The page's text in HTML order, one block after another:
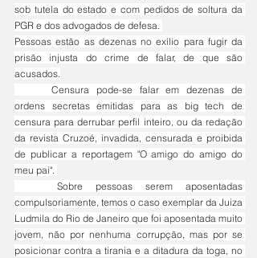
sob tutela do estado e com pedidos de soltura da
PGR e dos advogados de defesa.
Pessoas estão as dezenas no exílio para fugir da
prisão injusta do crime de falar, de que são
acusados.
ordens secretas emitidas para as big tech de
censura para derrubar perfil inteiro, ou da redação
da revista Cruzoé, invadida, censurada e proibida
de publicar a reportagem "O amigo do amigo do
meu pai".
compulsoriamente, temos o caso exemplar da Juiza
Ludmila do Rio de Janeiro que foi aposentada muito
jovem, não por nenhuma corrupção, mas por se
posicionar contra a tirania e a ditadura da toga, no